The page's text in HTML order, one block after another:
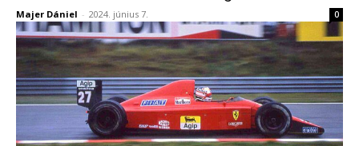
Majer Dániel - 2024. június 7. 0